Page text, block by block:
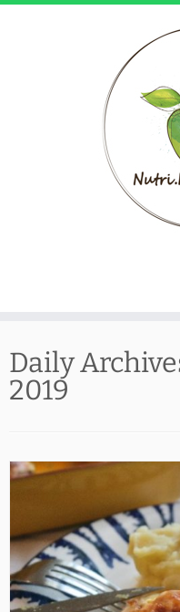
to
content
Daily
2019